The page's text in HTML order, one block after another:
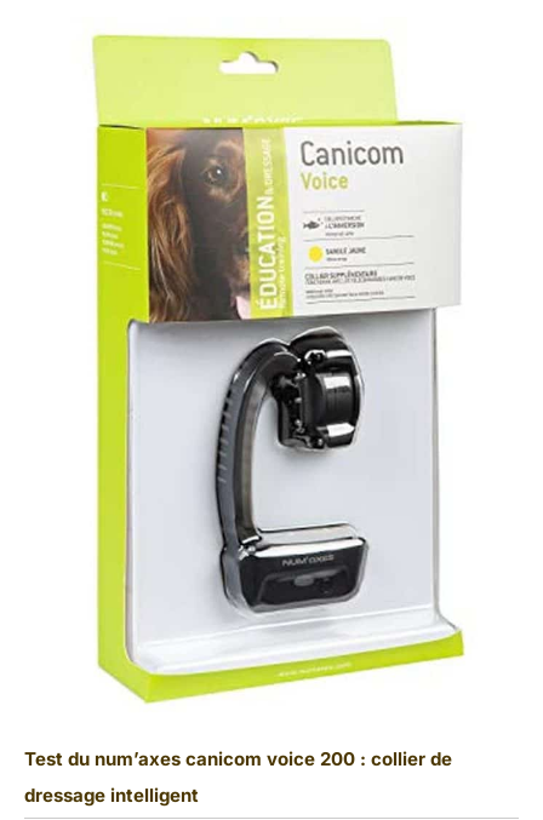
Test du num’axes canicom voice 200 : collier de
dressage intelligent